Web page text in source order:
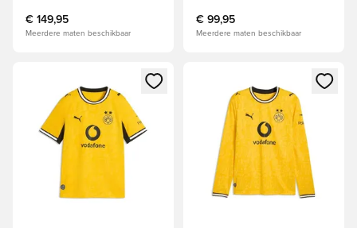
€ 149,95
Meerdere maten beschikbaar
€ 99,95
Meerdere maten beschikbaar
Opent een venster om in te loggen of je aan te melden als
Opent een venster om in te